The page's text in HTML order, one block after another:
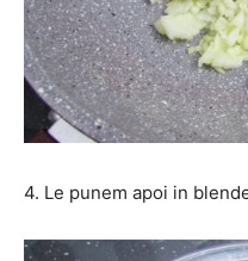
4. Le punem apoi in